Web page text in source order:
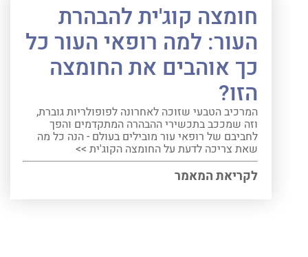
חומצה קוג'ית להבהרת
העור: למה רופאי העור כל
כך אוהבים את החומצה
הזו?
המרכיב הטבעי שזוכה לאחרונה לפופולריות גוברת,
וזה שמככב בתכשירי ההבהרה המתקדמים והפך
לחביבם של רופאי עור מובילים בעולם - הנה כל מה
שאת צריכה לדעת על החומצה הקוג'ית >>
לקריאת המאמר